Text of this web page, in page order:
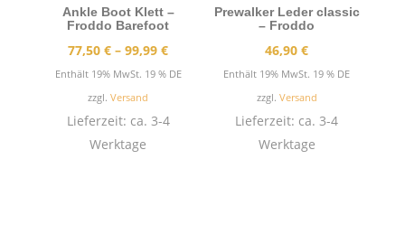
Ankle Boot Klett –
Froddo Barefoot
77,50€ –99,99€Preisspanne:
77,50 €
99,99 €
Enthält 19% MwSt. 19 % DE
zzgl.Versand
Lieferzeit: ca. 3-4
Werktage
Prewalker Leder classic
– Froddo
46,90€
Enthält 19% MwSt. 19 % DE
zzgl. Versand
Lieferzeit: ca. 3-4
Werktage